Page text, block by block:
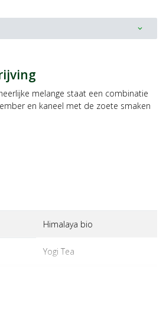
expand_more
melange staat een combinatie
en kaneel met de zoete smaken
Himalaya bio
yogi tea